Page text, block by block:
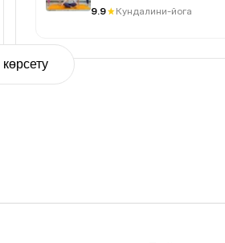
9.9 Кундалини-йога